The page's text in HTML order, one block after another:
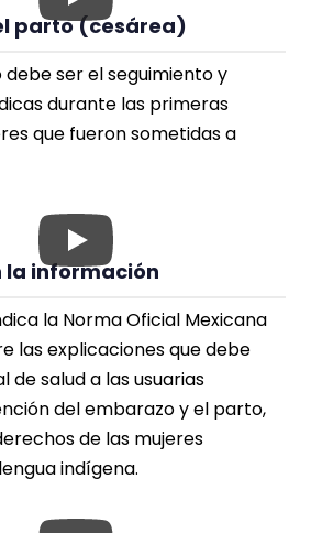
parto (cesárea)
ser el seguimiento y
durante las primeras
que fueron sometidas a
la información
la Norma Oficial Mexicana
las explicaciones que debe
de salud a las usuarias
del embarazo y el parto,
de las mujeres
indígena.